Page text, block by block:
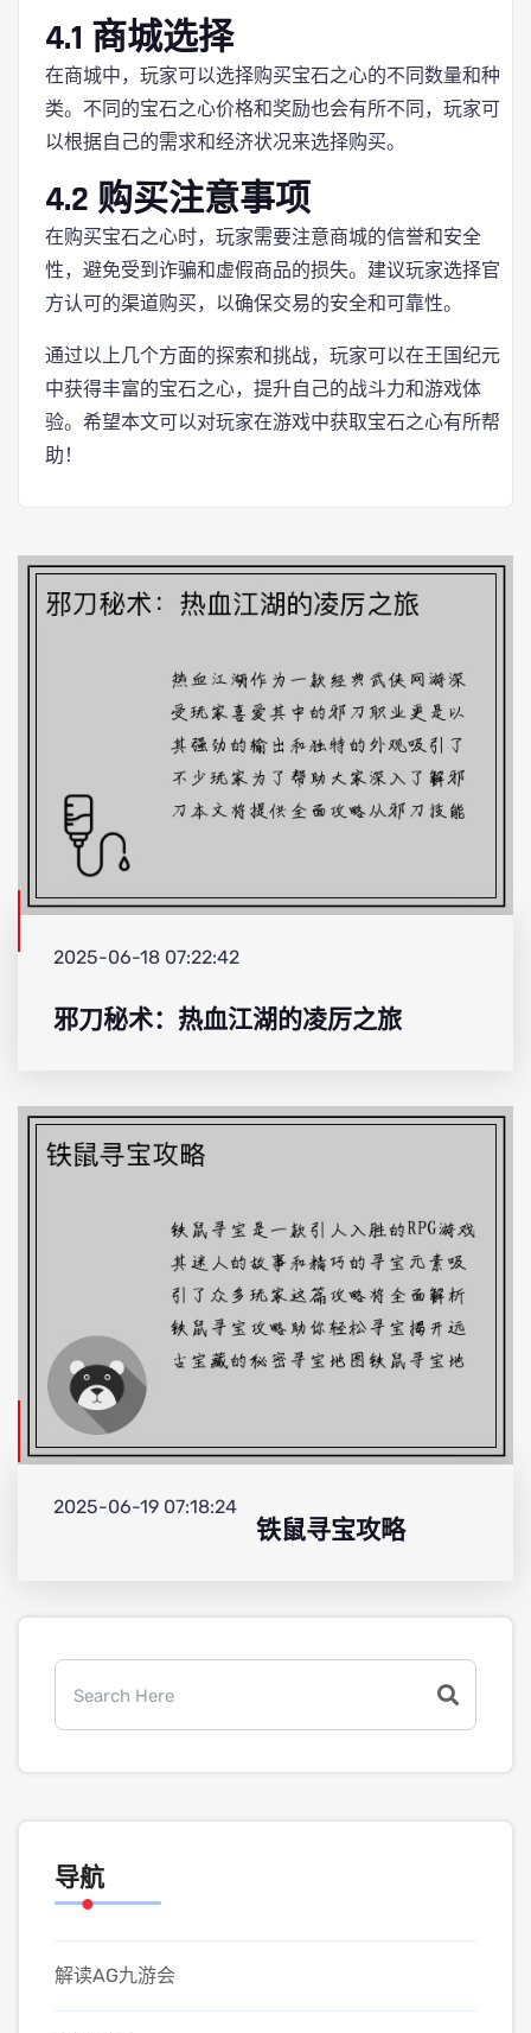
4.1 商城选择
在商城中，玩家可以选择购买宝石之心的不同数量和种
类。不同的宝石之心价格和奖励也会有所不同，玩家可
以根据自己的需求和经济状况来选择购买。
4.2 购买注意事项
在购买宝石之心时，玩家需要注意商城的信誉和安全
性，避免受到诈骗和虚假商品的损失。建议玩家选择官
方认可的渠道购买，以确保交易的安全和可靠性。
通过以上几个方面的探索和挑战，玩家可以在王国纪元
中获得丰富的宝石之心，提升自己的战斗力和游戏体
验。希望本文可以对玩家在游戏中获取宝石之心有所帮
助！
2025-06-18 07:22:42
邪刀秘术：热血江湖的凌厉之旅
2025-06-19 07:18:24
铁鼠寻宝攻略
导航
解读AG九游会